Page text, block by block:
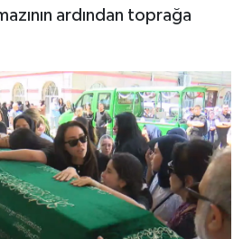
ardından toprağa